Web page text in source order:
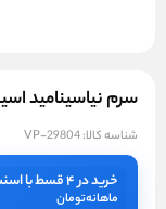
سرم نیاسینامید اسید 10% و زینک 1%
شناسه کالا:VP-29804
خرید در ۴ قسط با اسنپ‌پی
ماهانهتومان